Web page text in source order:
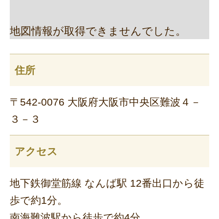
地図情報が取得できませんでした。
住所
〒542-0076 大阪府大阪市中央区難波４－
３－３
アクセス
地下鉄御堂筋線 なんば駅 12番出口から徒
歩で約1分。